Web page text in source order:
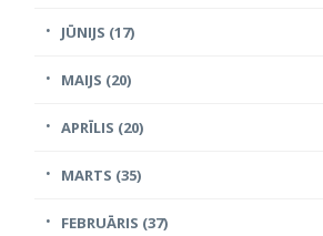
JŪNIJS (17)
MAIJS (20)
APRĪLIS (20)
MARTS (35)
FEBRUĀRIS (37)